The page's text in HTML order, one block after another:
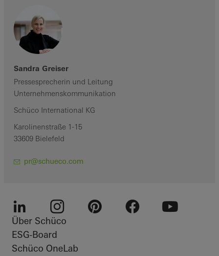
Sandra Greiser
Pressesprecherin und Leitung
Unternehmenskommunikation
Schüco International KG
Karolinenstraße 1-15
33609 Bielefeld
pr@schueco.com
LinkedIn Instagram
Über Schüco
ESG-Board
Schüco OneLab